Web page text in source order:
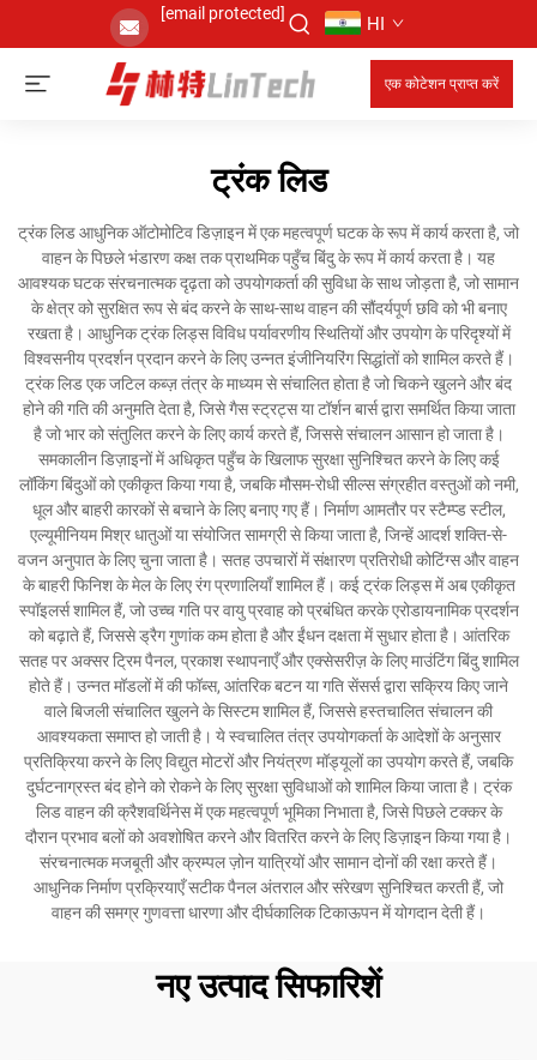
[email protected] HI
एक कोटेशन प्राप्त करें
ट्रंक लिड
ट्रंक लिड आधुनिक ऑटोमोटिव डिज़ाइन में एक महत्वपूर्ण घटक के रूप में कार्य करता है, जो
वाहन के पिछले भंडारण कक्ष तक प्राथमिक पहुँच बिंदु के रूप में कार्य करता है। यह
आवश्यक घटक संरचनात्मक दृढ़ता को उपयोगकर्ता की सुविधा के साथ जोड़ता है, जो सामान
के क्षेत्र को सुरक्षित रूप से बंद करने के साथ-साथ वाहन की सौंदर्यपूर्ण छवि को भी बनाए
रखता है। आधुनिक ट्रंक लिड्स विविध पर्यावरणीय स्थितियों और उपयोग के परिदृश्यों में
विश्वसनीय प्रदर्शन प्रदान करने के लिए उन्नत इंजीनियरिंग सिद्धांतों को शामिल करते हैं।
ट्रंक लिड एक जटिल कब्ज़ तंत्र के माध्यम से संचालित होता है जो चिकने खुलने और बंद
होने की गति की अनुमति देता है, जिसे गैस स्ट्रट्स या टॉर्शन बार्स द्वारा समर्थित किया जाता
है जो भार को संतुलित करने के लिए कार्य करते हैं, जिससे संचालन आसान हो जाता है।
समकालीन डिज़ाइनों में अधिकृत पहुँच के खिलाफ सुरक्षा सुनिश्चित करने के लिए कई
लॉकिंग बिंदुओं को एकीकृत किया गया है, जबकि मौसम-रोधी सील्स संग्रहीत वस्तुओं को नमी,
धूल और बाहरी कारकों से बचाने के लिए बनाए गए हैं। निर्माण आमतौर पर स्टैम्प्ड स्टील,
एल्यूमीनियम मिश्र धातुओं या संयोजित सामग्री से किया जाता है, जिन्हें आदर्श शक्ति-से-
वजन अनुपात के लिए चुना जाता है। सतह उपचारों में संक्षारण प्रतिरोधी कोटिंग्स और वाहन
के बाहरी फिनिश के मेल के लिए रंग प्रणालियाँ शामिल हैं। कई ट्रंक लिड्स में अब एकीकृत
स्पॉइलर्स शामिल हैं, जो उच्च गति पर वायु प्रवाह को प्रबंधित करके एरोडायनामिक प्रदर्शन
को बढ़ाते हैं, जिससे ड्रैग गुणांक कम होता है और ईंधन दक्षता में सुधार होता है। आंतरिक
सतह पर अक्सर ट्रिम पैनल, प्रकाश स्थापनाएँ और एक्सेसरीज़ के लिए माउंटिंग बिंदु शामिल
होते हैं। उन्नत मॉडलों में की फॉब्स, आंतरिक बटन या गति सेंसर्स द्वारा सक्रिय किए जाने
वाले बिजली संचालित खुलने के सिस्टम शामिल हैं, जिससे हस्तचालित संचालन की
आवश्यकता समाप्त हो जाती है। ये स्वचालित तंत्र उपयोगकर्ता के आदेशों के अनुसार
प्रतिक्रिया करने के लिए विद्युत मोटरों और नियंत्रण मॉड्यूलों का उपयोग करते हैं, जबकि
दुर्घटनाग्रस्त बंद होने को रोकने के लिए सुरक्षा सुविधाओं को शामिल किया जाता है। ट्रंक
लिड वाहन की क्रैशवर्थिनेस में एक महत्वपूर्ण भूमिका निभाता है, जिसे पिछले टक्कर के
दौरान प्रभाव बलों को अवशोषित करने और वितरित करने के लिए डिज़ाइन किया गया है।
संरचनात्मक मजबूती और क्रम्पल ज़ोन यात्रियों और सामान दोनों की रक्षा करते हैं।
आधुनिक निर्माण प्रक्रियाएँ सटीक पैनल अंतराल और संरेखण सुनिश्चित करती हैं, जो
वाहन की समग्र गुणवत्ता धारणा और दीर्घकालिक टिकाऊपन में योगदान देती हैं।
नए उत्पाद सिफारिशें